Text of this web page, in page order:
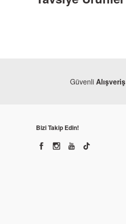
Güvenli Alışveriş
Bizi Takip Edin!